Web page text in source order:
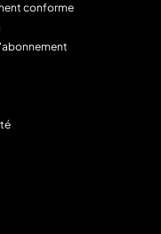
conforme